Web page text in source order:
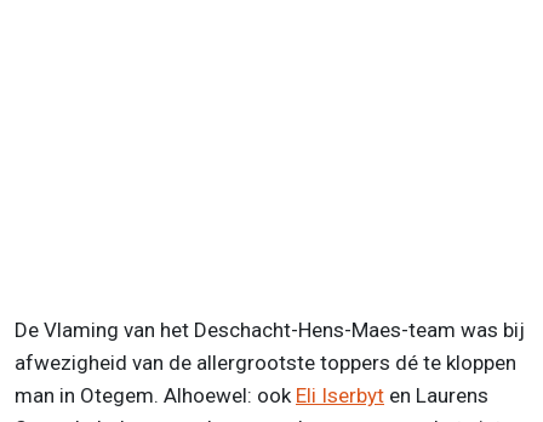
De Vlaming van het Deschacht-Hens-Maes-team was bij
afwezigheid van de allergrootste toppers dé te kloppen
man in Otegem. Alhoewel: ook Eli Iserbyt en Laurens